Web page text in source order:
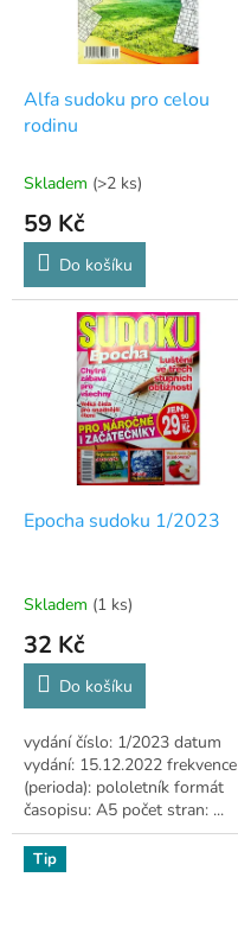
dAlfa sudoku pro celou
rodinu
Skladem (>2 ks)
59 Kč
Do košíku
Epocha sudoku 1/2023
Skladem (1 ks)
32 Kč
Do košíku
vydání číslo: 1/2023 datum
vydání: 15.12.2022 frekvence
(perioda): pololetník formát
časopisu: A5 počet stran: ...
vydavatel: RF Hobby
Tip